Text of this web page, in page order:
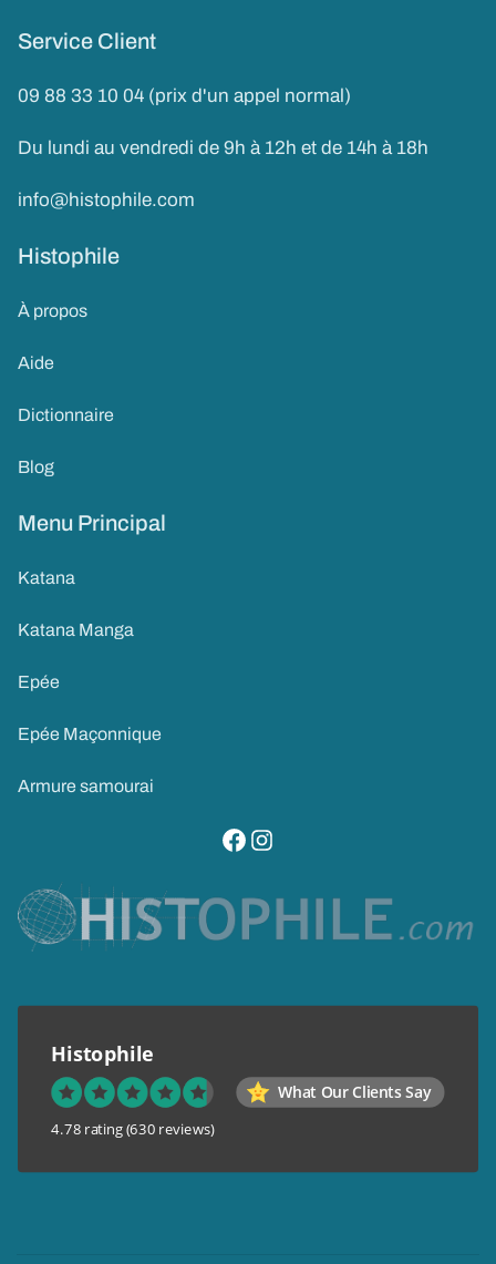
Service Client
09 88 33 10 04 (prix d'un appel normal)
Du lundi au vendredi de 9h à 12h et de 14h à 18h
info@histophile.com
Histophile
À propos
Aide
Dictionnaire
Blog
Menu Principal
Katana
Katana Manga
Epée
Epée Maçonnique
Armure samourai
visitez notre page facebook
suivez notre compte instagram
Histophile
What Our Clients Say
4.78 rating (630 reviews)